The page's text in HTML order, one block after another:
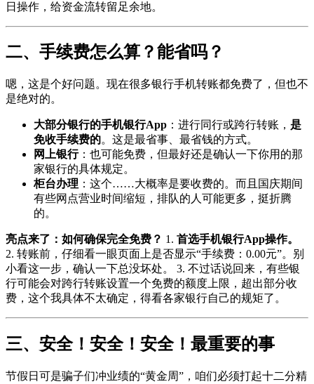
日操作，给资金流转留足余地。
二、手续费怎么算？能省吗？
嗯，这是个好问题。现在很多银行手机转账都免费了，但也不
是绝对的。
大部分银行的手机银行App ：进行同行或跨行转账， 是
免收手续费的。这是最省事、最省钱的方式。
网上银行：也可能免费，但最好还是确认一下你用的那
家银行的具体规定。
柜台办理 ：这个……大概率是要收费的。而且国庆期间
有些网点营业时间缩短，排队的人可能更多，挺折腾
的。
亮点来了：如何确保完全免费？ 1. 首选手机银行App操作。
2. 转账前，仔细看一眼页面上是否显示“手续费：0.00元”。别
小看这一步，确认一下总没坏处。 3. 不过话说回来，有些银
行可能会对跨行转账设置一个免费的额度上限，超出部分收
费，这个我具体不太确定，得看各家银行自己的规矩了。
三、安全！安全！安全！最重要的事
节假日可是骗子们冲业绩的“黄金周”，咱们必须打起十二分精